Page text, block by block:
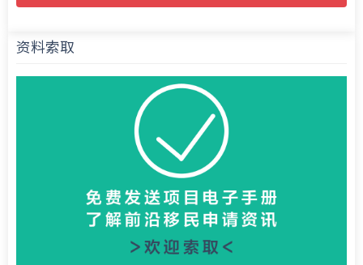
资料索取